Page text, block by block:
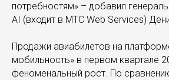
потребностям» – добавил
AI (входит в МТС Web Services)
Продажи авиабилетов на
мобильность» в первом квартале
феноменальный рост. По